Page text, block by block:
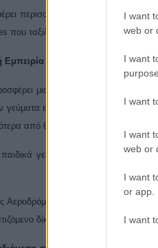
I want
web or
I want
I want
I want
web or
I want
or app.
I want
περισσότερες ευκαιρίες και
που ταξιδεύουν προς ή μέσω της
με την
μια ταξιδιωτική εμπειρία
γεύματα εμπνευσμένα από την
από 6.500 κανάλια ταινιών,
γεύματα, ψυχαγωγία και
Αεροδρόμιο του Ντουμπάι (DXB),
δίκτυο μεταφορών της πόλης,